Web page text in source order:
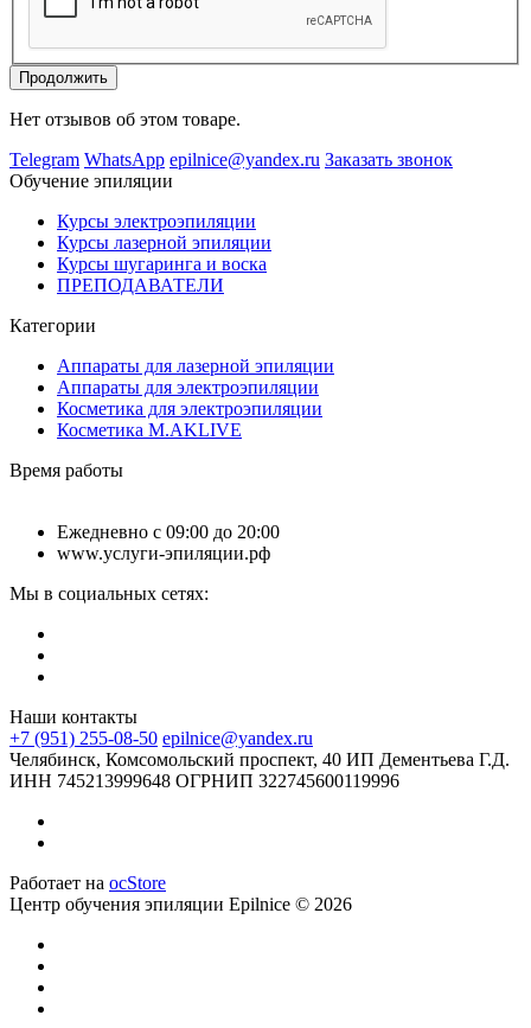
Продолжить
Нет отзывов об этом товаре.
Telegram WhatsApp epilnice@yandex.ru Заказать звонок
Обучение эпиляции
Курсы электроэпиляции
Курсы лазерной эпиляции
Курсы шугаринга и воска
ПРЕПОДАВАТЕЛИ
Категории
Аппараты для лазерной эпиляции
Аппараты для электроэпиляции
Косметика для электроэпиляции
Косметика M.AKLIVE
Время работы
Ежедневно с 09:00 до 20:00
www.услуги-эпиляции.рф
Мы в социальных сетях:
Наши контакты
+7 (951) 255-08-50 epilnice@yandex.ru
Челябинск, Комсомольский проспект, 40 ИП Дементьева Г.Д.
ИНН 745213999648 ОГРНИП 322745600119996
Работает на ocStore
Центр обучения эпиляции Epilnice © 2026